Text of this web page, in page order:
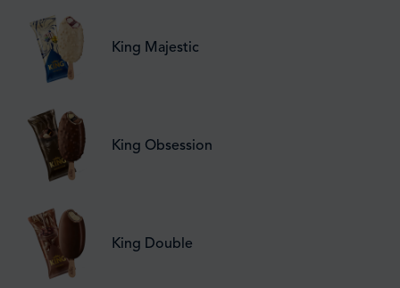
King Majestic
King Obsession
King Double